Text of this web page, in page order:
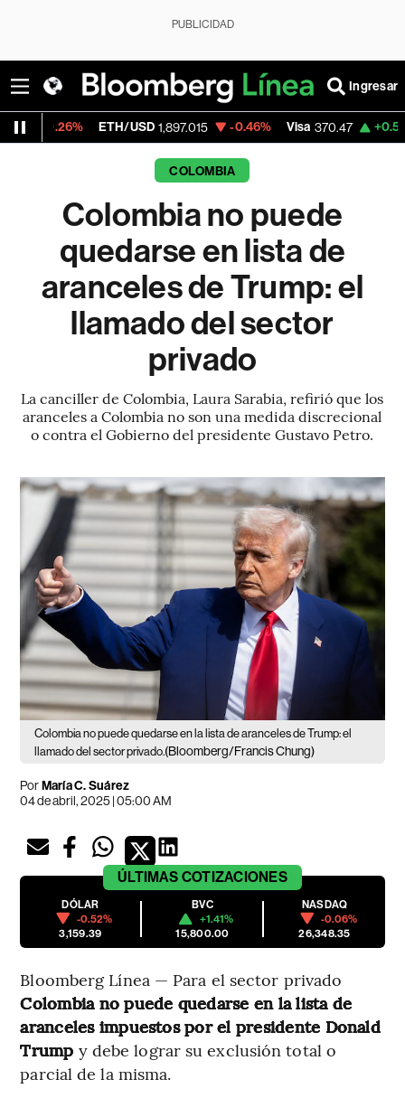
PUBLICIDAD
Ingresar
ETH/USD 1,897.015 -0.46% Visa 370.47 +0.52%
COLOMBIA
Colombia no puede
quedarse en lista de
aranceles de Trump: el
llamado del sector
privado
La canciller de Colombia, Laura Sarabia, refirió que los
aranceles a Colombia no son una medida discrecional
o contra el Gobierno del presidente Gustavo Petro.
Colombia no puede quedarse en la lista de aranceles de Trump: el
llamado del sector privado.(Bloomberg/Francis Chung)
PorMaría C. Suárez
04 de abril, 2025 | 05:00 AM
ÚLTIMAS COTIZACIONES
DÓLAR
-0.52%
3,159.39
BVC
+1.41%
15,800.00
NASDAQ
-0.06%
26,348.35
Bloomberg Línea — Para el sector privado
Colombia no puede quedarse en la lista de
aranceles impuestos por el presidente Donald
Trump y debe lograr su exclusión total o
parcial de la misma.